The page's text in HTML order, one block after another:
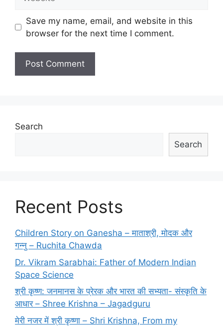
Save my name, email, and website in this
browser for the next time I comment.
Search
Search
Recent Posts
Children Story on Ganesha – माताश्री, मोदक और
गन्नु – Ruchita Chawda
Dr. Vikram Sarabhai: Father of Modern Indian
Space Science
श्री कृष्ण: जनमानस के प्रेरक और भारत की सभ्यता- संस्कृति के
आधार – Shree Krishna – Jagadguru
मेरी नजर में श्री कृष्णा – Shri Krishna, From my